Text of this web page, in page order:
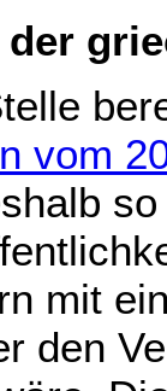
der
vom
mit
den